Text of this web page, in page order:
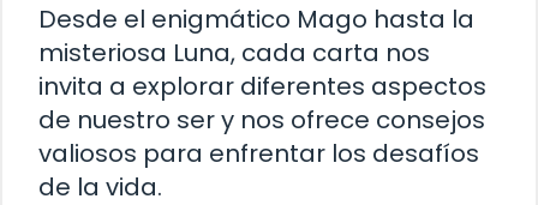
Desde el enigmático Mago hasta la
misteriosa Luna, cada carta nos
invita a explorar diferentes aspectos
de nuestro ser y nos ofrece consejos
valiosos para enfrentar los desafíos
de la vida.